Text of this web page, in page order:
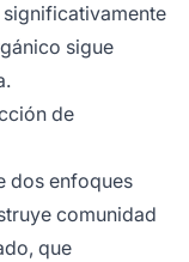
significativamente
sigue
de
dos enfoques
comunidad
que